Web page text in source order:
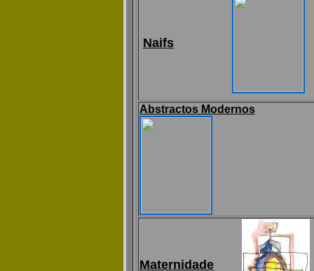
Naifs
Abstractos Modernos
Maternidade